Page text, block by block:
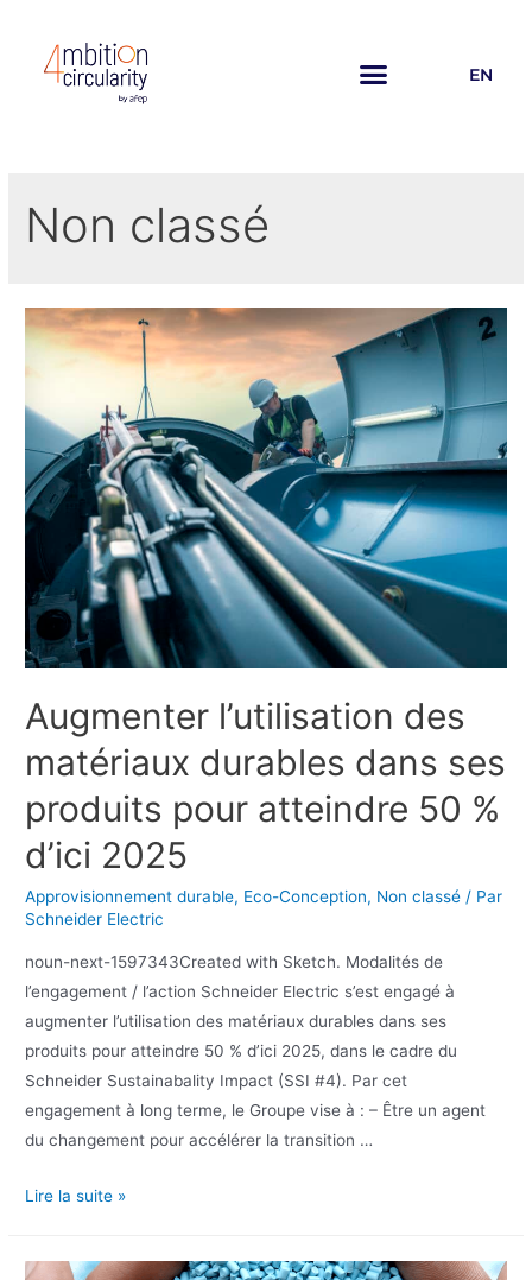
EN
Non classé
Augmenter l’utilisation des
matériaux durables dans ses
produits pour atteindre 50 %
d’ici 2025
Approvisionnement durable, Eco-Conception, Non classé / Par
Schneider Electric
noun-next-1597343Created with Sketch. Modalités de
l’engagement / l’action Schneider Electric s’est engagé à
augmenter l’utilisation des matériaux durables dans ses
produits pour atteindre 50 % d’ici 2025, dans le cadre du
Schneider Sustainabality Impact (SSI #4). Par cet
engagement à long terme, le Groupe vise à : – Être un agent
du changement pour accélérer la transition …
Lire la suite »